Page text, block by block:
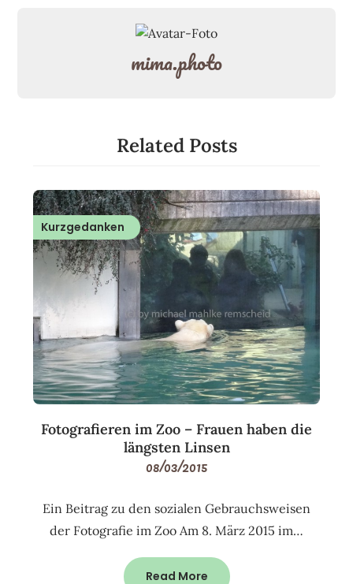
mima.photo
Related Posts
Kurzgedanken
Fotografieren im Zoo – Frauen haben die
längsten Linsen
08/03/2015
Ein Beitrag zu den sozialen Gebrauchsweisen
der Fotografie im Zoo Am 8. März 2015 im…
Read More